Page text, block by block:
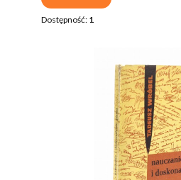
Dostępność: 1